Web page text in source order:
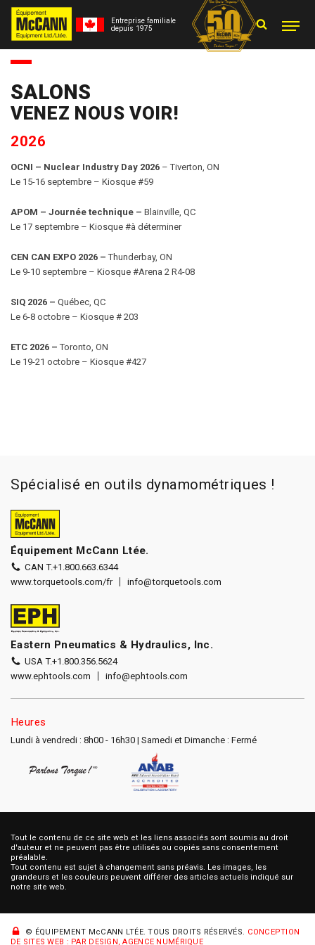
Entreprise familiale
depuis 1975
SALONS
VENEZ NOUS VOIR!
2026
OCNI – Nuclear Industry Day 2026 – Tiverton, ON
Le 15-16 septembre – Kiosque #59
APOM – Journée technique – Blainville, QC
Le 17 septembre – Kiosque #à déterminer
CEN CAN EXPO 2026 –Thunderbay, ON
Le 9-10 septembre – Kiosque #Arena 2 R4-08
SIQ 2026 – Québec, QC
Le 6-8 octobre – Kiosque # 203
ETC 2026 –Toronto, ON
Le 19-21 octobre – Kiosque #427
Spécialisé en outils dynamométriques !
Équipement McCann Ltée.
CAN T.+1.800.663.6344
www.torquetools.com/fr
info@torquetools.com
Eastern Pneumatics & Hydraulics, Inc.
USA T.+1.800.356.5624
www.ephtools.com
info@ephtools.com
Heures
Lundi à vendredi : 8h00 - 16h30 | Samedi et Dimanche : Fermé
Tout le contenu de ce site web et les liens associés sont soumis au droit
d'auteur et ne peuvent pas être utilisés ou copiés sans consentement
préalable.
Tout contenu est sujet à changement sans préavis. Les images, les
grandeurs et les couleurs peuvent différer des articles actuels indiqué sur
notre site web.
© ÉQUIPEMENT McCANN LTÉE.TOUS DROITS RÉSERVÉS. CONCEPTION
DE SITES WEB : PAR DESIGN, AGENCE NUMÉRIQUE